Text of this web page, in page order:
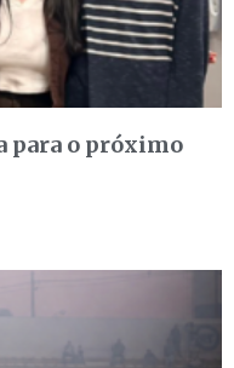
para o próximo